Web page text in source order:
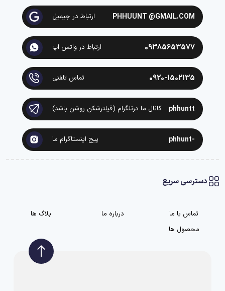
PHHUUNT @GMAIL.COM ارتباط در جیمیل
09385653577 ارتباط در واتس اپ
0920-1502135 تماس تلفنی
phhuntt کانال ما درتلگرام (فیلترشکن روشن باشد)
-phhunt پیج اینستاگرام ما
دسترسی سریع
تماس با ما درباره ما
بلاگ ها
محصول ها